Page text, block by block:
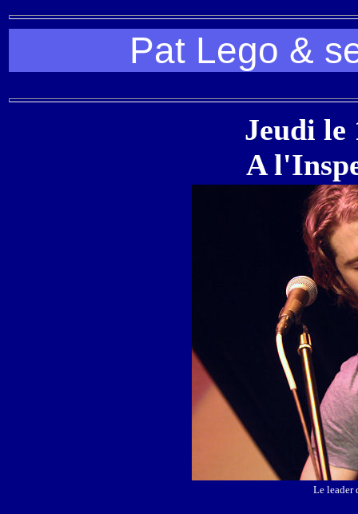
Pat Lego &
Jeudi le
A
Le leader